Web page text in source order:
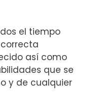
el tiempo
así como
que se
y de cualquier